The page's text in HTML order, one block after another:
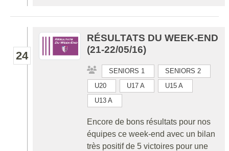
24
RÉSULTATS DU WEEK-END
(21-22/05/16)
SENIORS 1
SENIORS 2
U20
U17 A
U15 A
U13 A
Encore de bons résultats pour nos
équipes ce week-end avec un bilan
très positif de 5 victoires pour une